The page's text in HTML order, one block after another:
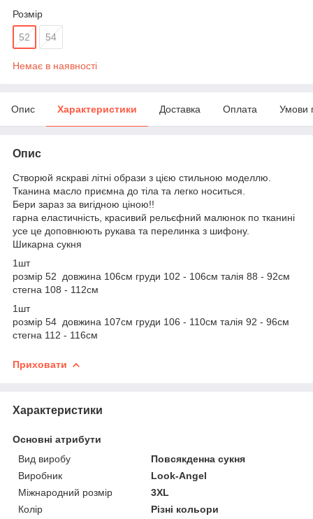
Розмір
52 54
Немає в наявності
Опис Характеристики Доставка Оплата Умови
Опис
Створюй яскраві літні образи з цією стильною моделлю.
Тканина масло приємна до тіла та легко носиться.
Бери зараз за вигідною ціною!!
гарна еластичність, красивий рельєфний малюнок по тканині
усе це доповнюють рукава та перелинка з шифону.
Шикарна сукня
1шт
розмір 52 довжина 106см груди 102 - 106см талія 88 - 92см
стегна 108 - 112см
1шт
розмір 54 довжина 107см груди 106 - 110см талія 92 - 96см
стегна 112 - 116см
Приховати
Характеристики
Основні атрибути
Вид виробу
Повсякденна сукня
Виробник
Look-Angel
Міжнародний розмір
3XL
Колір
Різні кольори